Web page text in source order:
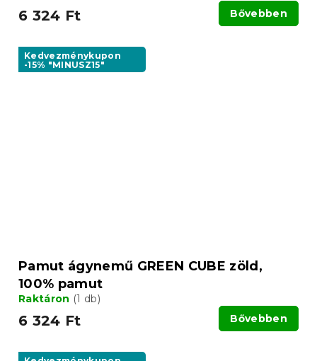
6 324 Ft Bővebben
Kedvezménykupon
-15% "MINUSZ15"
Pamut ágynemű GREEN CUBE zöld,
100% pamut
Raktáron (1 db)
6 324 Ft Bővebben